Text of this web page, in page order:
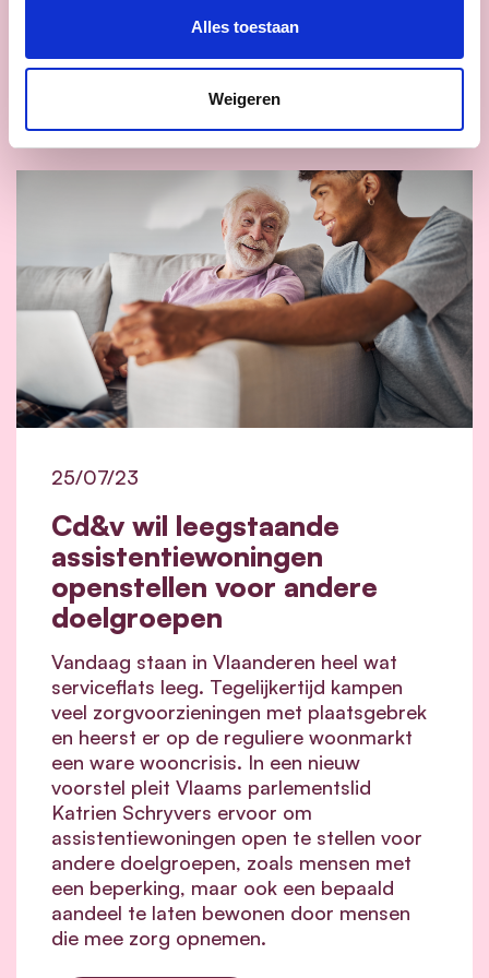
Alles toestaan
Weigeren
KATRIEN SCHRYVERS
WELZIJN
PLAN GENERATIE ERVARING
Cd&v wil leegstaande
assistentiewoningen
openstellen voor andere
doelgroepen
25/07/23
Vandaag staan in Vlaanderen heel wat
serviceflats leeg. Tegelijkertijd kampen
veel zorgvoorzieningen met plaatsgebrek
en heerst er op de reguliere woonmarkt
een ware wooncrisis. In een nieuw
voorstel pleit Vlaams parlementslid
Katrien Schryvers ervoor om
assistentiewoningen open te stellen voor
andere doelgroepen, zoals mensen met
een beperking, maar ook een bepaald
aandeel te laten bewonen door mensen
die mee zorg opnemen.